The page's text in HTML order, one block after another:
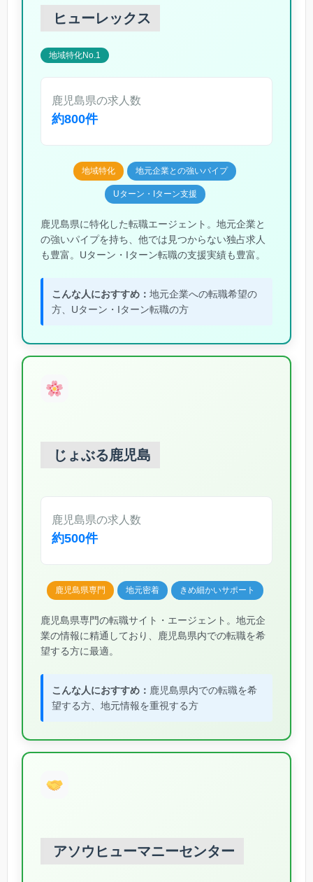
ヒューレックス
地域特化No.1
鹿児島県の求人数
約800件
地域特化 地元企業との強いパイプ
Uターン・Iターン支援
鹿児島県に特化した転職エージェント。地元企業と
の強いパイプを持ち、他では見つからない独占求人
も豊富。Uターン・Iターン転職の支援実績も豊富。
こんな人におすすめ： 地元企業への転職希望の
方、Uターン・Iターン転職の方
じょぶる鹿児島
鹿児島県の求人数
約500件
鹿児島県専門 地元密着 きめ細かいサポート
鹿児島県専門の転職サイト・エージェント。地元企
業の情報に精通しており、鹿児島県内での転職を希
望する方に最適。
こんな人におすすめ： 鹿児島県内での転職を希
望する方、地元情報を重視する方
アソウヒューマニーセンター